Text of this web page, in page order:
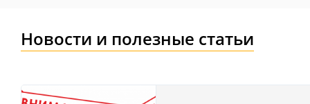
Новости и полезные статьи